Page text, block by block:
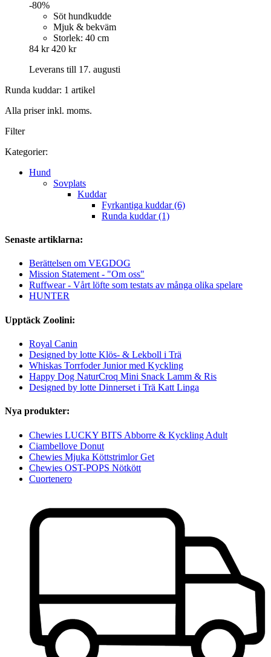
-80%
Söt hundkudde
Mjuk & bekväm
Storlek: 40 cm
84 kr 420 kr
Leverans till 17. augusti
Runda kuddar: 1 artikel
Alla priser inkl. moms.
Filter
Kategorier:
Hund
Sovplats
Kuddar
Fyrkantiga kuddar (6)
Runda kuddar (1)
Senaste artiklarna:
Berättelsen om VEGDOG
Mission Statement - "Om oss"
Ruffwear - Vårt löfte som testats av många olika spelare
HUNTER
Upptäck Zoolini:
Royal Canin
Designed by lotte Klös- & Lekboll i Trä
Whiskas Torrfoder Junior med Kyckling
Happy Dog NaturCroq Mini Snack Lamm & Ris
Designed by lotte Dinnerset i Trä Katt Linga
Nya produkter:
Chewies LUCKY BITS Abborre & Kyckling Adult
Ciambellove Donut
Chewies Mjuka Köttstrimlor Get
Chewies OST-POPS Nötkött
Cuortenero